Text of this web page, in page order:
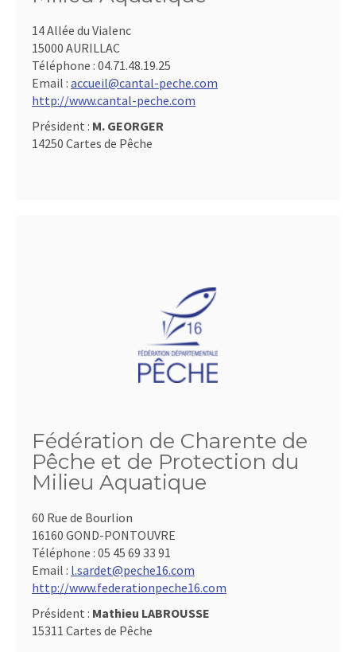
14 Allée du Vialenc
15000 AURILLAC
Téléphone : 04.71.48.19.25
Email : accueil@cantal-peche.com
http://www.cantal-peche.com
Président : M. GEORGER
14250 Cartes de Pêche
Fédération de Charente de
Pêche et de Protection du
Milieu Aquatique
60 Rue de Bourlion
16160 GOND-PONTOUVRE
Téléphone : 05 45 69 33 91
Email : l.sardet@peche16.com
http://www.federationpeche16.com
Président : Mathieu LABROUSSE
15311 Cartes de Pêche